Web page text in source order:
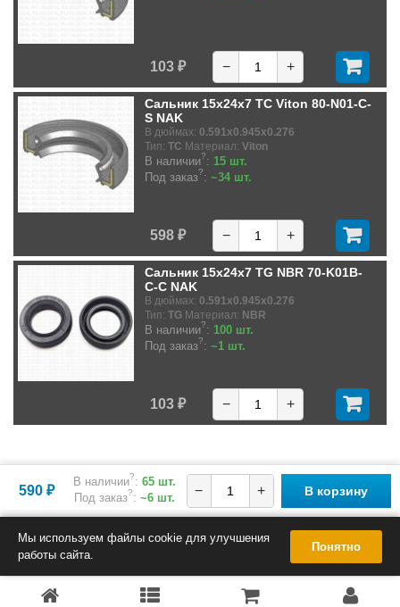
590 ₽
В наличии?: 65 шт.
Под заказ?: ~6 шт. − + В корзину
103 ₽ − +
Сальник 15x24x7 TC Viton 80-N01-C-
S NAK
В дюймах: 0.591x0.945x0.276
Тип: TC Материал: Viton
В наличии?: 15 шт.
Под заказ?: ~34 шт.
598 ₽ − +
Сальник 15x24x7 TG NBR 70-K01B-
C-C NAK
В дюймах: 0.591x0.945x0.276
Тип: TG Материал: NBR
В наличии?: 100 шт.
Под заказ?: ~1 шт.
103 ₽ − +
Мы используем файлы cookie для улучшения
работы сайта.
Понятно